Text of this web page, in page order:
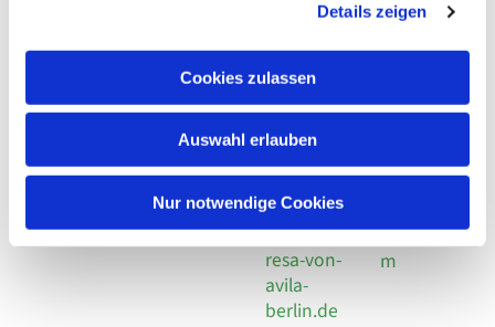
Details zeigen
Cookies zulassen
Auswahl erlauben
Nur notwendige Cookies
Kirchengemeinde Pfarrei
Hl. Theresa von Avila Berlin
Leitender Pfarrer - Norbert
Behaimstr. 39
Telefon
+49 30
924 64 28
Fax +49
30 924 54
18
E-Mail
info@the
resa-von-
avila-
berlin.de
Datensch
utz
Social
Impressu
m